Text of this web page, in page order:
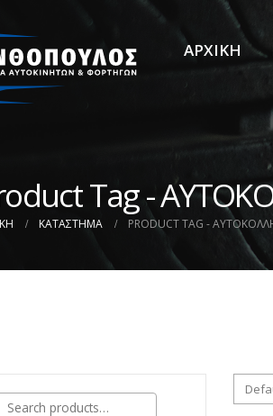
ΑΡΧΙΚΗ
Tag -
ΚΑΤΆΣΤΗΜΑ PRODUCT TAG -